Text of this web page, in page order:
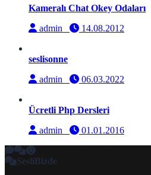
Kameralı Chat Okey Odaları
admin
14.08.2012
seslisonne
admin
06.03.2022
Ücretli Php Dersleri
admin
01.01.2016
SesliBizde